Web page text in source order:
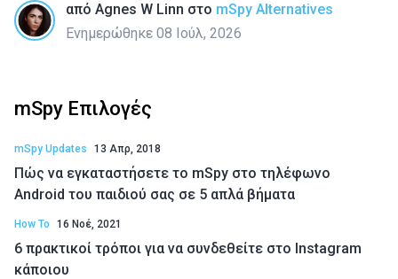
από Agnes W Linn στο mSpy Alternatives
Ενημερώθηκε 08 Ιούλ, 2026
mSpy Επιλογές
mSpy Updates 13 Απρ, 2018
Πώς να εγκαταστήσετε το mSpy στο τηλέφωνο
Android του παιδιού σας σε 5 απλά βήματα
How To 16 Νοέ, 2021
6 πρακτικοί τρόποι για να συνδεθείτε στο Instagram
κάποιου